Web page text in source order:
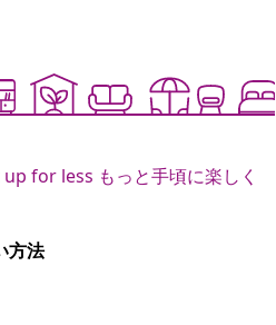
for less もっと手頃に楽しく
方法